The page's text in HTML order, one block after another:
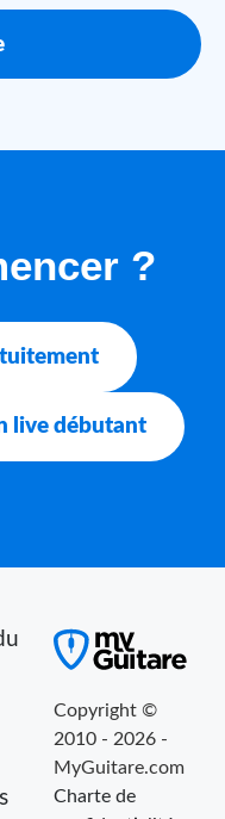
?
live débutant
Copyright ©
2010 - 2026 -
MyGuitare.com
Charte de